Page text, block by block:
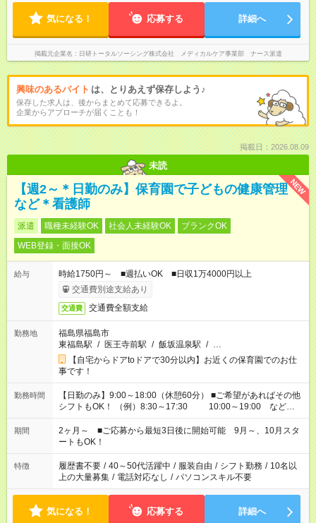
気になる！ 応募する 詳細へ
掲載元企業名 日研トータルソーシング株式会社 メディカルケア事業部 ナース派遣
興味のあるバイト は、とりあえず保存しよう♪
保存した求人は、後からまとめて応募できるよ。
企業からアプローチが届くことも！
掲載日：2026.08.09
未読
NEW
【週2～＊日勤のみ】保育園で子どもの健康管理
など＊看護師
派遣 職種未経験OK 社会人未経験OK
ブランクOK
WEB登録・面接OK
給与
時給1750円～ ■週払いOK ■日収1万4000円以上
交通費別途支給あり
交通費 交通費全額支給
勤務地
福島県福島市
東福島駅 / 医王寺前駅 / 飯坂温泉駅 / …
【自宅からドアtoドアで30分以内】お近くの保育園でのお仕
事です！
勤務時間
【日勤のみ】9:00～18:00（休憩60分） ■ご希望があればその他
シフトもOK！ （例）8:30～17:30 10:00～19:00 など
「家族とお休みを合わせたい」 「余裕を持って夕飯の準備がし
たい」 「できれば残業はしたくない」 など、ご希望があれば教
えてくださいね。 ※Wワーク希望の方へ 今ご覧のお仕事で希望
する勤務時間と、もう1つのお仕事の勤務時間。 合計で週40時
間を超える場合は応募できません
期間
2ヶ月～ ■ご応募から最短3日後に開始可能 9月～、10月スタ
ートもOK！
特徴 履歴書不要 / 40～50代活躍中 / 服装自由 / シフト勤務 / 10名以
上の大量募集 / 電話対応なし / パソコンスキル不要
気になる！ 応募する 詳細へ